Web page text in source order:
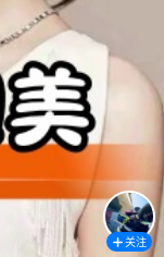
关注